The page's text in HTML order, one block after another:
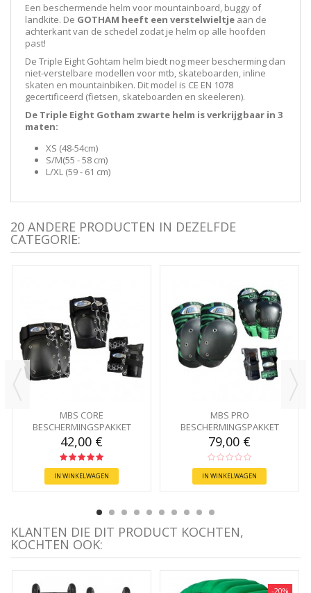
Een beschermende helm voor mountainboard, buggy of
landkite. De GOTHAM heeft een verstelwieltje aan de
achterkant van de schedel zodat je helm op alle hoofden
past!
De Triple Eight Gohtam helm biedt nog meer bescherming dan
niet-verstelbare modellen voor mtb, skateboarden, inline
skaten en mountainbiken. Dit model is CE EN 1078
gecertificeerd (fietsen, skateboarden en skeeleren).
De Triple Eight Gotham zwarte helm is verkrijgbaar in 3
maten:
XS (48-54cm)
S/M(55 - 58 cm)
L/XL (59 - 61 cm)
20 ANDERE PRODUCTEN IN DEZELFDE
CATEGORIE:
MBS CORE
BESCHERMINGSPAKKET
42,00 €
IN WINKELWAGEN
MBS PRO
BESCHERMINGSPAKKET
79,00 €
IN WINKELWAGEN
KLANTEN DIE DIT PRODUCT KOCHTEN,
KOCHTEN OOK:
-20%